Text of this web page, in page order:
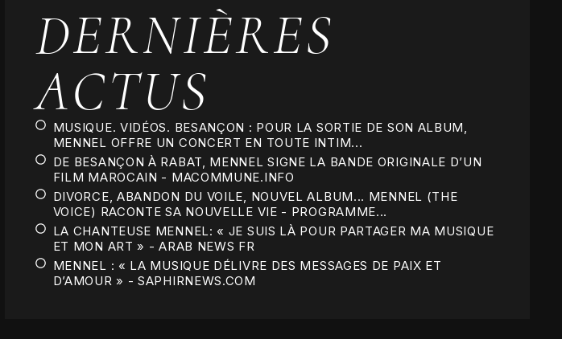
DERNIÈRES
ACTUS
MUSIQUE. VIDÉOS. BESANÇON : POUR LA SORTIE DE SON ALBUM,
MENNEL OFFRE UN CONCERT EN TOUTE INTIM...
DE BESANÇON À RABAT, MENNEL SIGNE LA BANDE ORIGINALE D’UN
FILM MAROCAIN - MACOMMUNE.INFO
DIVORCE, ABANDON DU VOILE, NOUVEL ALBUM... MENNEL (THE
VOICE) RACONTE SA NOUVELLE VIE - PROGRAMME...
LA CHANTEUSE MENNEL: « JE SUIS LÀ POUR PARTAGER MA MUSIQUE
ET MON ART » - ARAB NEWS FR
MENNEL : « LA MUSIQUE DÉLIVRE DES MESSAGES DE PAIX ET
D’AMOUR » - SAPHIRNEWS.COM